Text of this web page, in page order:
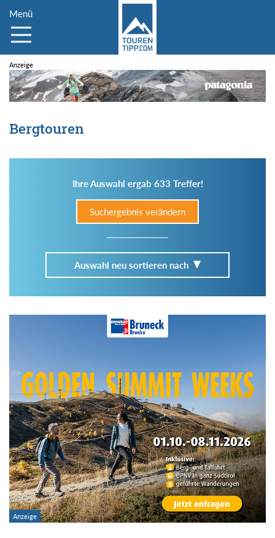
Menü
Bergtouren
Ihre Auswahl ergab 633 Treffer!
Suchergebnis verändern
Auswahl neu sortieren nach
Im Tourenarchiv suchen
Region:
Gebirge:
Art der Tour: